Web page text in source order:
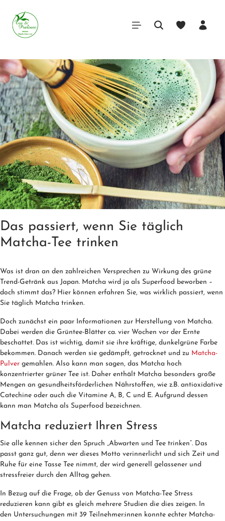
Das passiert, wenn Sie täglich
Matcha-Tee trinken
Was ist dran an den zahlreichen Versprechen zu Wirkung des grüne
Trend-Getränk aus Japan. Matcha wird ja als Superfood beworben –
doch stimmt das? Hier können erfahren Sie, was wirklich passiert, wenn
Sie täglich Matcha trinken.
Doch zunächst ein paar Informationen zur Herstellung von Matcha.
Dabei werden die Grüntee-Blätter ca. vier Wochen vor der Ernte
beschattet. Das ist wichtig, damit sie ihre kräftige, dunkelgrüne Farbe
bekommen. Danach werden sie gedämpft, getrocknet und zu Matcha-
Pulver gemahlen. Also kann man sagen, das Matcha hoch
konzentrierter grüner Tee ist. Daher enthält Matcha besonders große
Mengen an gesundheitsförderlichen Nährstoffen, wie z.B. antioxidative
Catechine oder auch die Vitamine A, B, C und E. Aufgrund dessen
kann man Matcha als Superfood bezeichnen.
Matcha reduziert Ihren Stress
Sie alle kennen sicher den Spruch „Abwarten und Tee trinken“. Das
passt ganz gut, denn wer dieses Motto verinnerlicht und sich Zeit und
Ruhe für eine Tasse Tee nimmt, der wird generell gelassener und
stressfreier durch den Alltag gehen.
In Bezug auf die Frage, ob der Genuss von Matcha-Tee Stress
reduzieren kann gibt es gleich mehrere Studien die dies zeigen. In
den Untersuchungen mit 39 Teilnehmer:innen konnte echter Matcha-